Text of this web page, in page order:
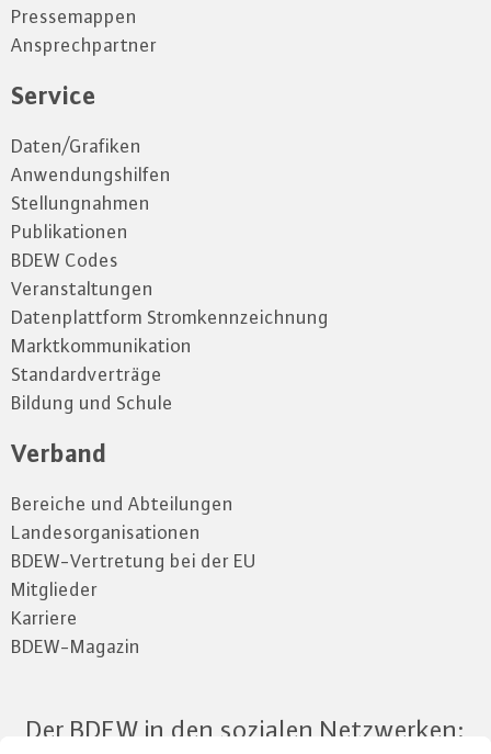
Pressemappen
Ansprechpartner
Service
Daten/Grafiken
Anwendungshilfen
Stellungnahmen
Publikationen
BDEW Codes
Veranstaltungen
Datenplattform Stromkennzeichnung
Marktkommunikation
Standardverträge
Bildung und Schule
Verband
Bereiche und Abteilungen
Landesorganisationen
BDEW-Vertretung bei der EU
Mitglieder
Karriere
BDEW-Magazin
Der BDEW in den sozialen Netzwerken: